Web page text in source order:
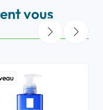
vous